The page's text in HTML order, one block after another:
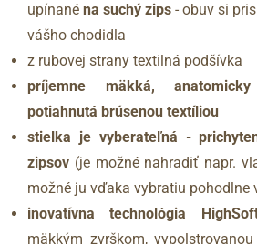
upínané na suchý zips - obuv si
vášho chodidla
z rubovej strany textilná podšívka
príjemne mäkká,
potiahnutá brúsenou textíliou
stielka je vyberateľná -
zipsov (je možné nahradiť napr.
možné ju vďaka vybratiu pohodlne
inovatívna technológia
mäkkým zvrškom,